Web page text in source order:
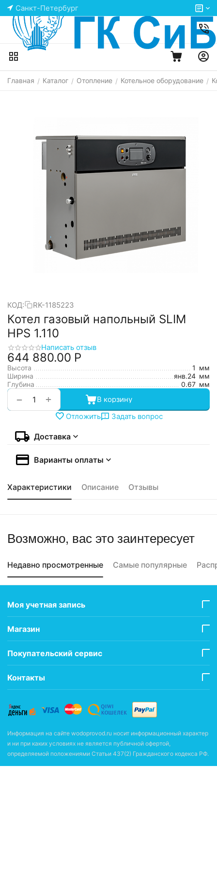
Санкт-Петербург
Главная / Каталог / Отопление / Котельное оборудование /
КОД: RK-1185223
Котел газовый напольный SLIM
HPS 1.110
Написать отзыв
644 880.00 Р
Высота 1 мм
Ширина
янв.24 мм
Глубина
0.67 мм
+
−
В корзину
Отложить
Задать вопрос
Доставка
Варианты оплаты
Характеристики Описание Отзывы
Возможно, вас это заинтересует
Недавно просмотренные Самые популярные
Моя учетная запись
Магазин
Покупательский сервис
Контакты
Информация на сайте wodoprovod.ru носит информационный характер
и ни при каких условиях не является публичной офертой,
определяемой положениями Статьи 437(2) Гражданского кодекса РФ.